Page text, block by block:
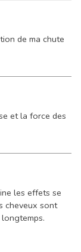
de ma chute
et la force des
les effets se
cheveux sont